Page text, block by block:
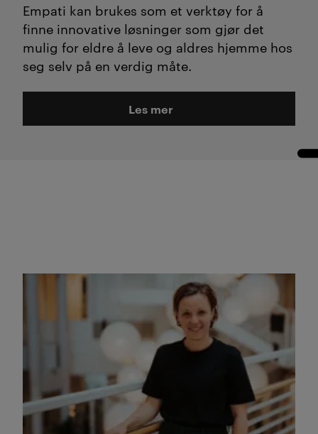
Empati kan brukes som et verktøy for å
finne innovative løsninger som gjør det
mulig for eldre å leve og aldres hjemme hos
seg selv på en verdig måte.
Les mer